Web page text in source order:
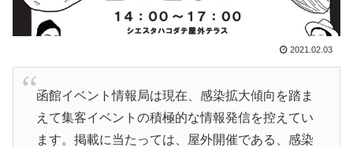
2021.02.03
函館イベント情報局は現在、感染拡大傾向を踏ま
えて集客イベントの積極的な情報発信を控えてい
ます。掲載に当たっては、屋外開催である、感染